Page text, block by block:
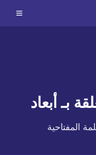
بـ أبعاد
المفتاحية